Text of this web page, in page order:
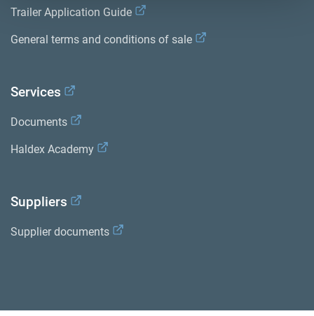
Trailer Application Guide
General terms and conditions of sale
Services
Documents
Haldex Academy
Suppliers
Supplier documents